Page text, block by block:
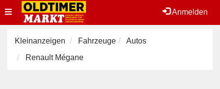
Anmelden
Toggle
navigation
Kleinanzeigen Fahrzeuge
Autos
Renault Mégane